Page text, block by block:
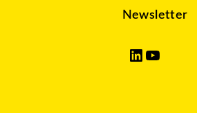
Newsletter
LinkedIn
YouTube